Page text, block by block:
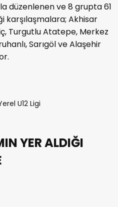
düzenlenen ve 8 grupta 61
karşılaşmalara; Akhisar
Turgutlu Atatepe, Merkez
Sarıgöl ve Alaşehir
U12 Ligi
YER ALDIĞI